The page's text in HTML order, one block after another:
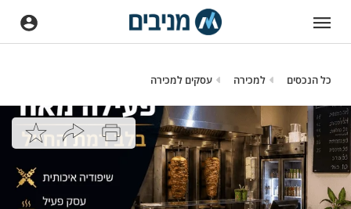
כל הנכסים למכירה עסקים למכירה